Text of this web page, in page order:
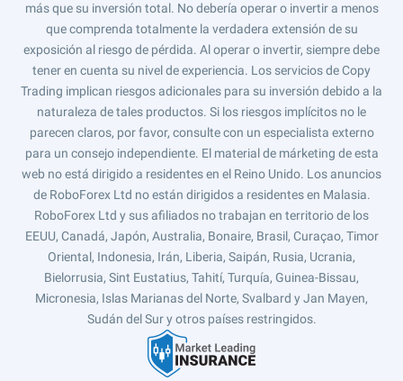
más que su inversión total. No debería operar o invertir a menos
que comprenda totalmente la verdadera extensión de su
exposición al riesgo de pérdida. Al operar o invertir, siempre debe
tener en cuenta su nivel de experiencia. Los servicios de Copy
Trading implican riesgos adicionales para su inversión debido a la
naturaleza de tales productos. Si los riesgos implícitos no le
parecen claros, por favor, consulte con un especialista externo
para un consejo independiente. El material de márketing de esta
web no está dirigido a residentes en el Reino Unido. Los anuncios
de RoboForex Ltd no están dirigidos a residentes en Malasia.
RoboForex Ltd y sus afiliados no trabajan en territorio de los
EEUU, Canadá, Japón, Australia, Bonaire, Brasil, Curaçao, Timor
Oriental, Indonesia, Irán, Liberia, Saipán, Rusia, Ucrania,
Bielorrusia, Sint Eustatius, Tahití, Turquía, Guinea-Bissau,
Micronesia, Islas Marianas del Norte, Svalbard y Jan Mayen,
Sudán del Sur y otros países restringidos.